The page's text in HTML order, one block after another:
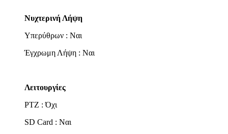
Νυχτερινή Λήψη
Υπερύθρων : Ναι
Έγχρωμη Λήψη : Ναι
Λειτουργίες
PTZ : Όχι
SD Card : Ναι